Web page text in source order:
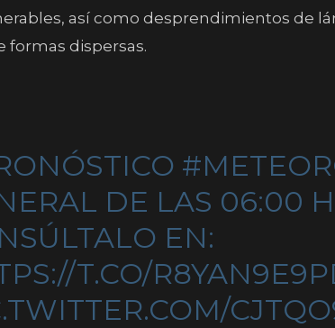
así como desprendimientos de
formas dispersas.
DE LAS 06:00
EN:
T.CO/